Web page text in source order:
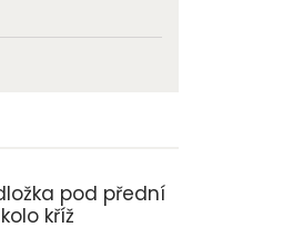
pod přední
kolo kříž